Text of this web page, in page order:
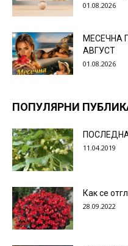
01.08.2026
МЕСЕЧНА
АВГУСТ
01.08.2026
ПОПУЛЯРНИ
11.04.2019
Как се
28.09.2022